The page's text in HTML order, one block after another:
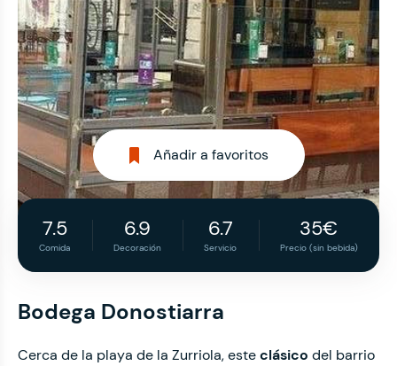
Añadir a favoritos
7.5
Comida
6.9
Decoración
6.7
Servicio
35€
Precio (sin bebida)
Bodega Donostiarra
Cerca de la playa de la Zurriola, esteclásico del barrio